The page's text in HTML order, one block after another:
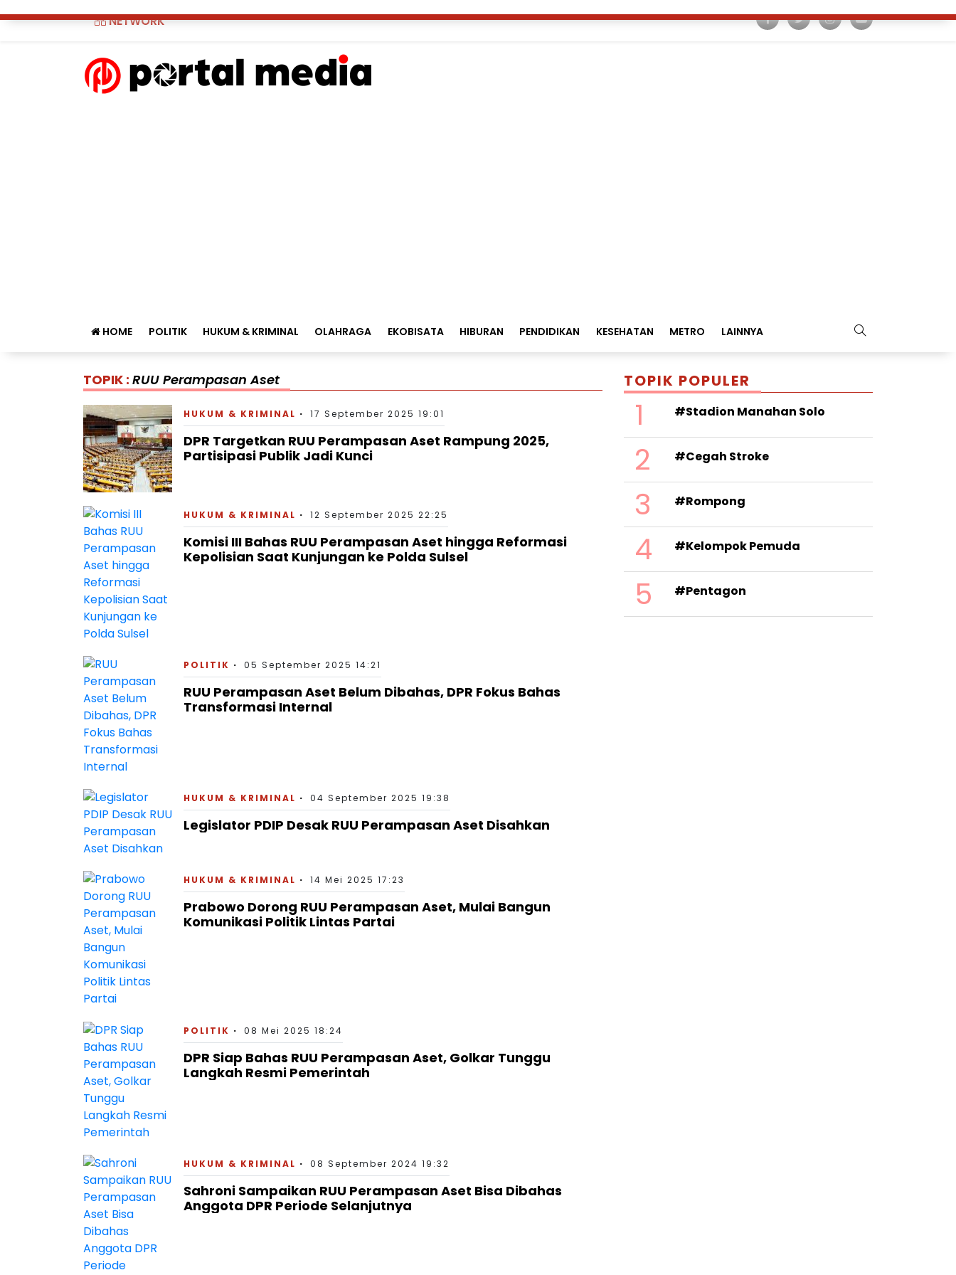
NETWORK
HOME POLITIK HUKUM & KRIMINAL OLAHRAGA EKOBISATA HIBURAN PENDIDIKAN KESEHATAN METRO LAINNYA
TOPIK : RUU Perampasan Aset
HUKUM & KRIMINAL 17 September 2025 19:01
DPR Targetkan RUU Perampasan Aset Rampung 2025,
Partisipasi Publik Jadi Kunci
HUKUM & KRIMINAL 12 September 2025 22:25
Komisi III Bahas RUU Perampasan Aset hingga Reformasi
Kepolisian Saat Kunjungan ke Polda Sulsel
POLITIK 05 September 2025 14:21
RUU Perampasan Aset Belum Dibahas, DPR Fokus Bahas
Transformasi Internal
HUKUM & KRIMINAL 04 September 2025 19:38
Legislator PDIP Desak RUU Perampasan Aset Disahkan
HUKUM & KRIMINAL 14 Mei 2025 17:23
Prabowo Dorong RUU Perampasan Aset, Mulai Bangun
Komunikasi Politik Lintas Partai
POLITIK 08 Mei 2025 18:24
DPR Siap Bahas RUU Perampasan Aset, Golkar Tunggu
Langkah Resmi Pemerintah
HUKUM & KRIMINAL 08 September 2024 19:32
Sahroni Sampaikan RUU Perampasan Aset Bisa Dibahas
Anggota DPR Periode Selanjutnya
TOPIK POPULER
1 #Stadion Manahan Solo
2 #Cegah Stroke
3 #Rompong
4 #Kelompok Pemuda
5 #Pentagon